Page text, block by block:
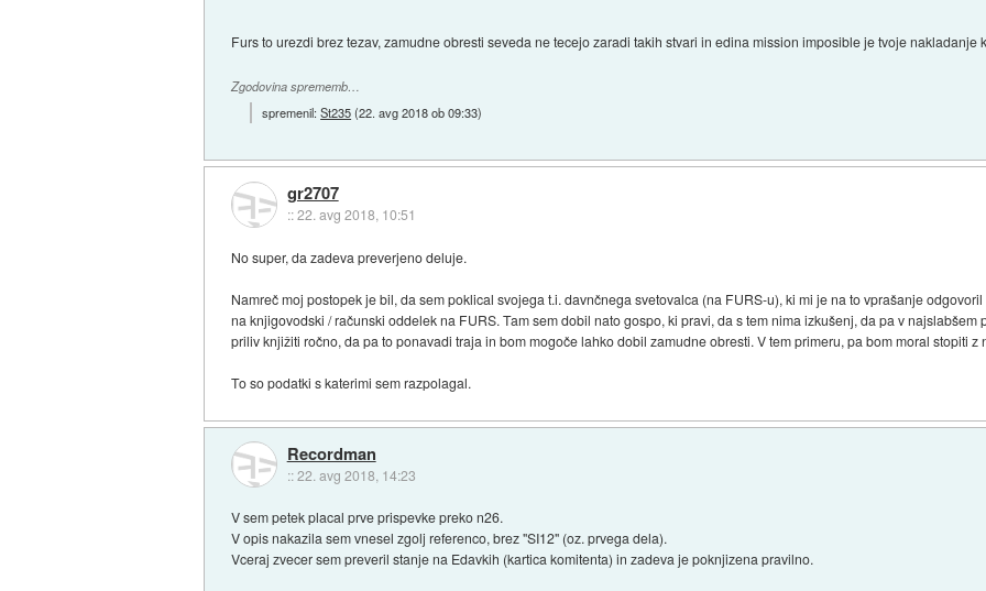
Furs to urezdi brez tezav, zamudne obresti seveda ne tecejo zaradi takih stvari in edina mission imposible je tvoje nakladanje
Zgodovina sprememb…
spremenil:St235(22. avg 2018 ob 09:33)
gr2707
::22. avg 2018, 10:51
No super, da zadeva preverjeno deluje.
Namreč moj postopek je bil, da sem poklical svojega t.i. davnčnega svetovalca (na FURS-u), ki mi je na to vprašanje
na knjigovodski / računski oddelek na FURS. Tam sem dobil nato gospo, ki pravi, da s tem nima izkušenj, da pa v
priliv knjižiti ročno, da pa to ponavadi traja in bom mogoče lahko dobil zamudne obresti. V tem primeru, pa bom moral stopiti z
To so podatki s katerimi sem razpolagal.
Recordman
::22. avg 2018, 14:23
V sem petek placal prve prispevke preko n26.
V opis nakazila sem vnesel zgolj referenco, brez "SI12" (oz. prvega dela).
Vceraj zvecer sem preveril stanje na Edavkih (kartica komitenta) in zadeva je poknjizena pravilno.